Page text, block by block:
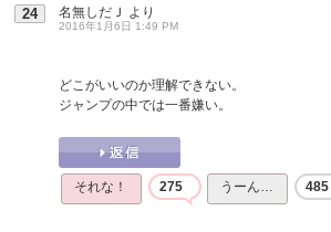
24 名無しだＪ より
2016年1月6日 1:49 PM
どこがいいのか理解できない。
ジャンプの中では一番嫌い。
それな！ 275 うーん… 485